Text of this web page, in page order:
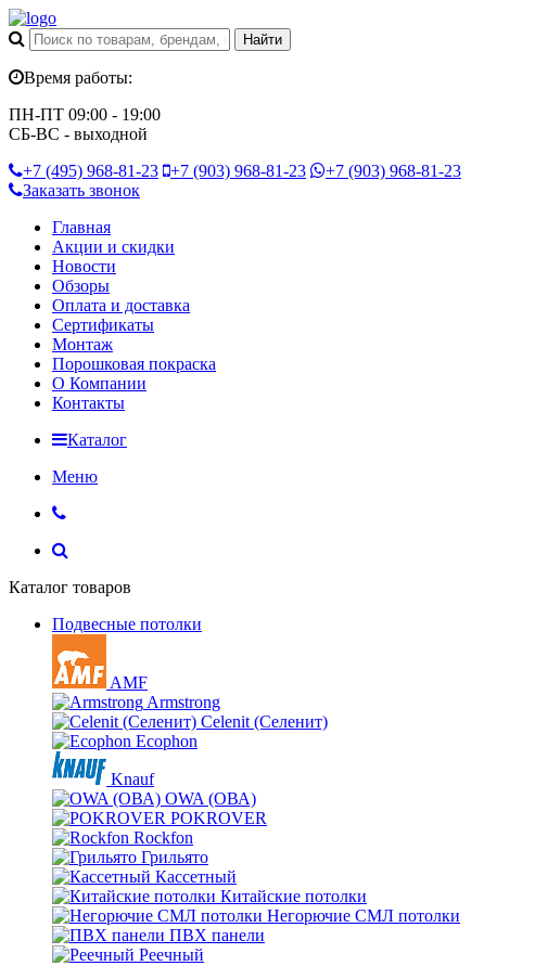
Время работы:
ПН-ПТ 09:00 - 19:00
СБ-ВС - выходной
+7 (495) 968-81-23 +7 (903) 968-81-23 +7 (903) 968-81-23
Заказать звонок
Главная
Акции и скидки
Новости
Обзоры
Оплата и доставка
Сертификаты
Монтаж
Порошковая покраска
О Компании
Контакты
Каталог
Меню
Каталог товаров
Подвесные потолки
AMF
Armstrong
Celenit (Селенит)
Ecophon
Knauf
OWA (ОВА)
POKROVER
Rockfon
Грильято
Кассетный
Китайские потолки
Негорючие СМЛ потолки
ПВХ панели
Реечный